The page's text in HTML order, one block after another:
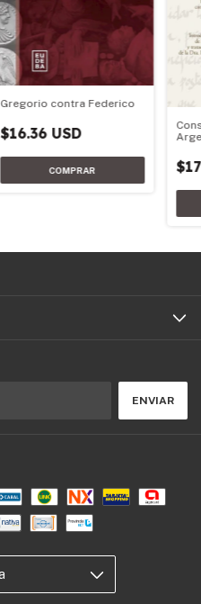
Gregorio contra Federico
$16.36 USD